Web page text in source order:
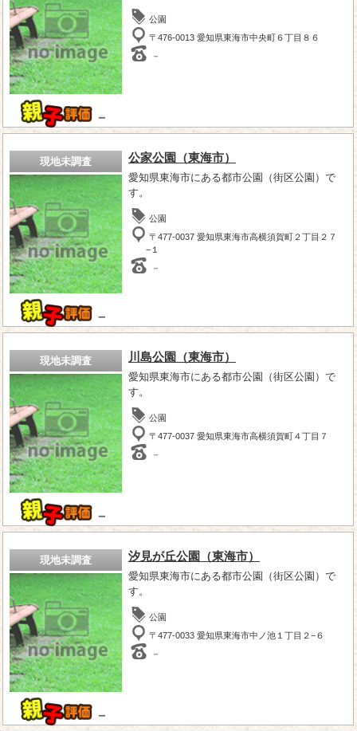
－
公園
〒476-0013 愛知県東海市中央町６丁目８６
－
現地未調査
－
公家公園（東海市）
愛知県東海市にある都市公園（街区公園）で
す。
公園
〒477-0037 愛知県東海市高横須賀町２丁目２７
−１
－
現地未調査
－
川島公園（東海市）
愛知県東海市にある都市公園（街区公園）で
す。
公園
〒477-0037 愛知県東海市高横須賀町４丁目７
－
現地未調査
－
汐見が丘公園（東海市）
愛知県東海市にある都市公園（街区公園）で
す。
公園
〒477-0033 愛知県東海市中ノ池１丁目２−６
－